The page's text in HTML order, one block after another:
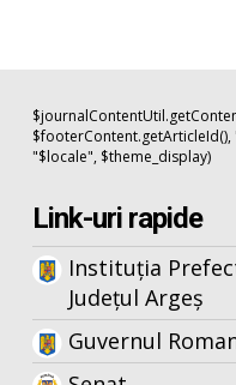
$footerContent.getArticleId(),
"$locale", $theme_display)
Link-uri rapide
Instituția
Județul Argeș
Guvernul